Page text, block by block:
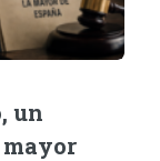
un